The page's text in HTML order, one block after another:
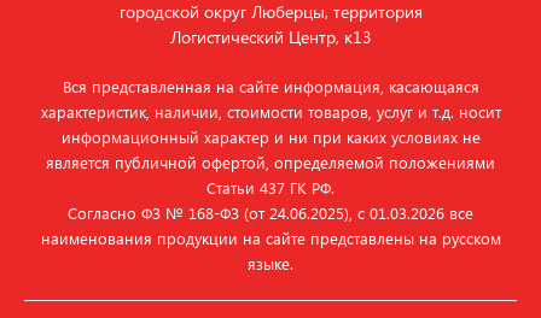
городской округ Люберцы, территория
Логистический Центр, к13
Вся представленная на сайте информация, касающаяся
характеристик, наличии, стоимости товаров, услуг и т.д. носит
информационный характер и ни при каких условиях не
является публичной офертой, определяемой положениями
Статьи 437 ГК РФ.
Согласно ФЗ № 168‑ФЗ (от 24.06.2025), с 01.03.2026 все
наименования продукции на сайте представлены на русском
языке.